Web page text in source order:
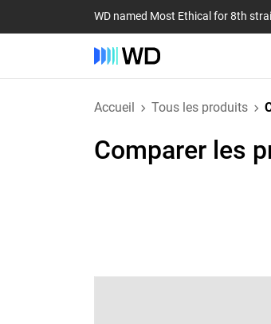
WD named Most Ethical for 8th
Accueil Tous les produits
Comparer les